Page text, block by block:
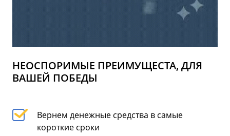
НЕОСПОРИМЫЕ ПРЕИМУЩЕСТА, ДЛЯ
ВАШЕЙ ПОБЕДЫ
Вернем денежные средства в самые
короткие сроки